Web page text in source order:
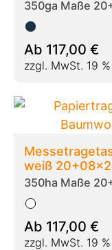
350ga Maße
Ab 117,00 €
zzgl. MwSt. 19 %
weiß
350ha Maße
Ab 117,00 €
zzgl. MwSt. 19 %